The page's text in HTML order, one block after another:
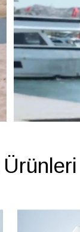
Ürünleri